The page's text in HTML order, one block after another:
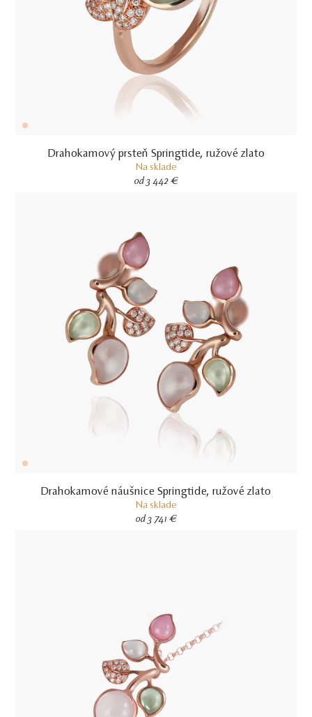
Drahokamový prsteň Springtide, ružové zlato
Na sklade
od 3 442 €
Drahokamové náušnice Springtide, ružové zlato
Na sklade
od 3 741 €